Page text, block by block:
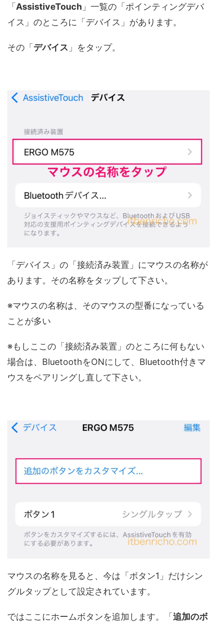
「 AssistiveTouch 」一覧の「ポインティングデバ
イス」のところに「デバイス」があります。
その「 デバイス 」をタップ。
「デバイス」の「接続済み装置」にマウスの名称が
あります。その名称をタップして下さい。
※マウスの名称は、そのマウスの型番になっている
ことが多い
※もしここの「接続済み装置」のところに何もない
場合は、BluetoothをONにして、Bluetooth付きマ
ウスをペアリングし直して下さい。
マウスの名称を見ると、今は「ボタン1」だけシン
グルタップとして設定されています。
ではここにホームボタンを追加します。「追加のボ